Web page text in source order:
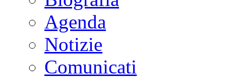
Agenda
Notizie
Comunicati